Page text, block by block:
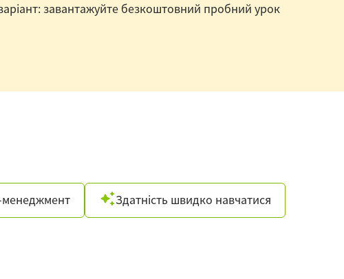
завантажуйте безкоштовний пробний урок
Здатність швидко навчатися